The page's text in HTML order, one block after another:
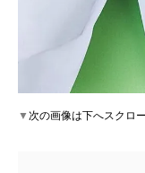
▼次の画像は下へスクロ